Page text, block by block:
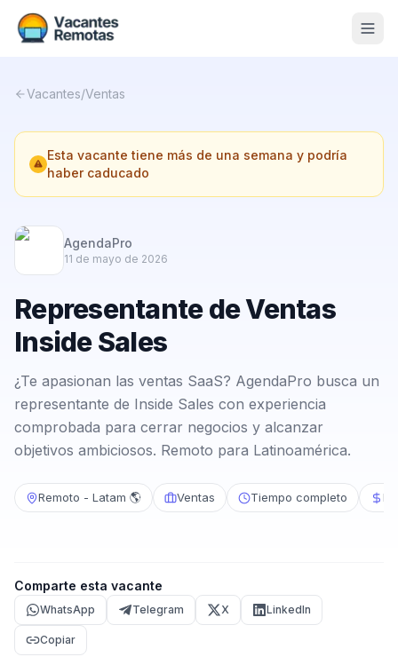
Nosotros
Contacto
Calculadora Freelance
Vacantes/Ventas
Esta vacante tiene más de una semana y podría
haber caducado
AgendaPro
11 de mayo de 2026
Representante de Ventas
Inside Sales
¿Te apasionan las ventas SaaS? AgendaPro busca un
representante de Inside Sales con experiencia
comprobada para cerrar negocios y alcanzar
objetivos ambiciosos. Remoto para Latinoamérica.
Remoto - Latam 🌎 Ventas Tiempo completo
Comparte esta vacante
WhatsApp Telegram X LinkedIn
Copiar